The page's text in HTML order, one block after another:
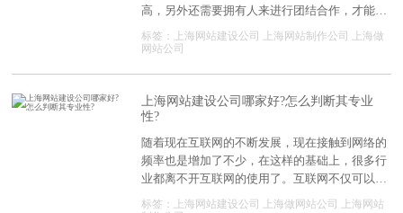
高，另外还需要拥有人来进行团结合作，才能够
做到更好的网站。为此如果企业达不到这样的条
件，可以选择上海网站建设公司，那么面临众多
标签： 上海网站建设公司 上海网站制作公司
上海做
网站公司
上海网站建设公司哪家好?怎么判断其专业
性?
随着现在互联网的不断发展，现在接触到网络的
频率也是增加了不少，在这样的基础上，很多行
业都离不开互联网的使用了。互联网不仅可以帮
助各行各业获得发展支持，也可以保证宣传营销
标签： 上海网站建设公司 上海做网站公司
上海网站